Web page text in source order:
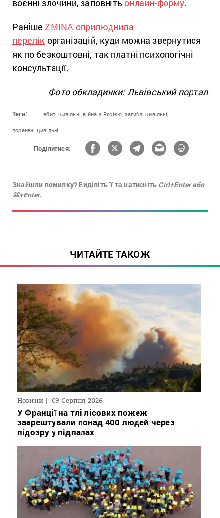
воєнні злочини, заповніть онлайн-форму.
РанішеZMINA оприлюднила
перелік організацій, куди можна звернутися
як по безкоштовні, так платні психологічні
консультації.
Фото обкладинки: Львівський портал
Теги: вбиті цивільні, війна з Росією, загиблі цивільні,
поранені цивільні
Поділитися:
Знайшли помилку? Виділіть її та натисніть Ctrl+Enter або
⌘+Enter.
ЧИТАЙТЕ ТАКОЖ
Новини 09 Серпня 2026
У Франції на тлі лісових пожеж
заарештували понад 400 людей через
підозру у підпалах